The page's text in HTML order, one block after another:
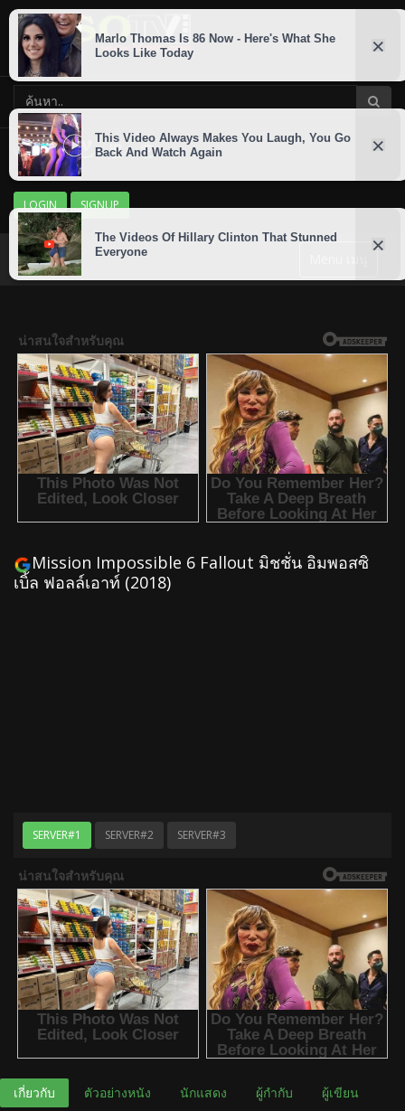
LOGIN SIGNUP
Mission Impossible 6 Fallout มิชชั่น อิมพอสซิ
เบิ้ล ฟอลล์เอาท์ (2018)
SERVER#1 SERVER#2 SERVER#3
เกี่ยวกับ ตัวอย่างหนัง นักแสดง ผู้กำกับ ผู้เขียน